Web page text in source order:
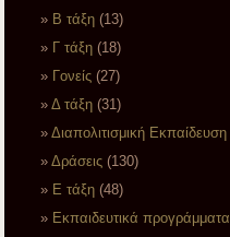
Β τάξη (13)
Γ τάξη (18)
Γονείς (27)
Δ τάξη (31)
Διαπολιτισμική Εκπαίδευση
Δράσεις (130)
Ε τάξη (48)
Εκπαιδευτικά προγράμματα